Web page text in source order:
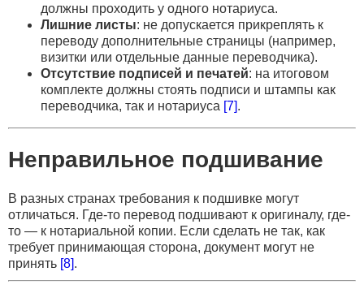
должны проходить у одного нотариуса.
Лишние листы: не допускается прикреплять к
переводу дополнительные страницы (например,
визитки или отдельные данные переводчика).
Отсутствие подписей и печатей: на итоговом
комплекте должны стоять подписи и штампы как
переводчика, так и нотариуса [7].
Неправильное подшивание
В разных странах требования к подшивке могут
отличаться. Где-то перевод подшивают к оригиналу, где-
то — к нотариальной копии. Если сделать не так, как
требует принимающая сторона, документ могут не
принять [8].